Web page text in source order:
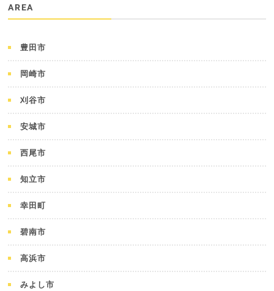
AREA
豊田市
岡崎市
刈谷市
安城市
西尾市
知立市
幸田町
碧南市
高浜市
みよし市